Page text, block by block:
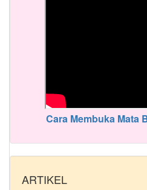
Cara Membuka Mata
ARTIKEL